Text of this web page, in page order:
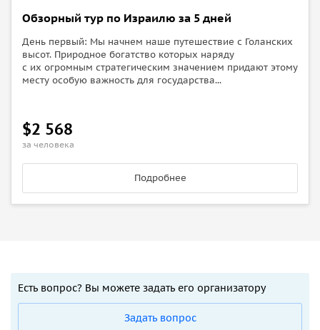
Обзорный тур по Израилю за 5 дней
День первый: Мы начнем наше путешествие с Голанских
высот. Природное богатство которых наряду
с их огромным стратегическим значением придают этому
месту особую важность для государства...
$2 568
за человека
Подробнее
Есть вопрос? Вы можете задать его организатору
Задать вопрос